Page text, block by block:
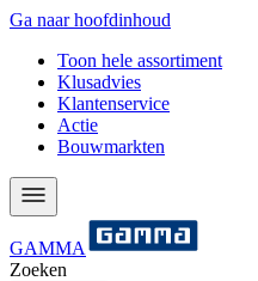
Ga naar hoofdinhoud
Toon hele assortiment
Klusadvies
Klantenservice
Actie
Bouwmarkten
GAMMA
Zoeken